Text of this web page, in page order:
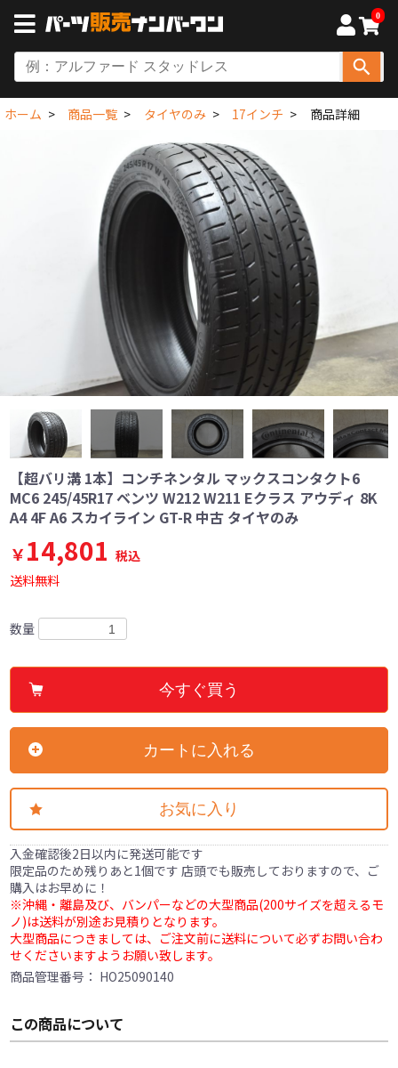
0
ホーム 商品一覧 タイヤのみ 17インチ 商品詳細
【超バリ溝 1本】コンチネンタル マックスコンタクト6
MC6 245/45R17 ベンツ W212 W211 Eクラス アウディ 8K
A4 4F A6 スカイライン GT-R 中古 タイヤのみ
￥14,801 税込
送料無料
数量
今すぐ買う
カートに入れる
お気に入り
入金確認後2日以内に発送可能です
限定品のため残りあと1個です 店頭でも販売しておりますので、ご
購入はお早めに！
※沖縄・離島及び、バンパーなどの大型商品(200サイズを超えるモ
ノ)は送料が別途お見積りとなります。
大型商品につきましては、ご注文前に送料について必ずお問い合わ
せくださいますようお願い致します。
商品管理番号： HO25090140
この商品について